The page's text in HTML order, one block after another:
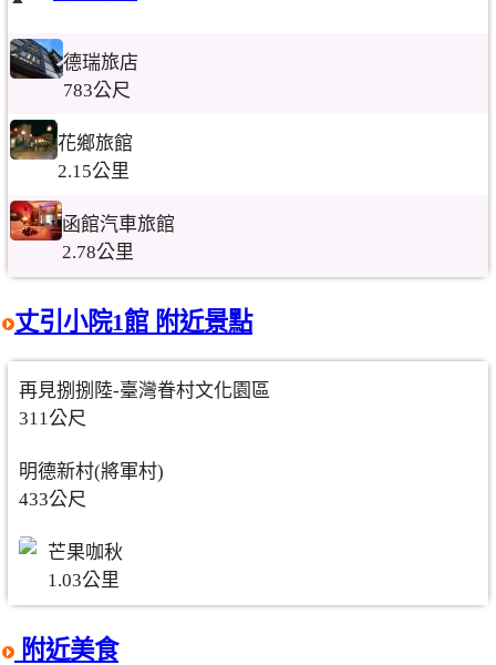
德瑞旅店
783公尺
花鄉旅館
2.15公里
函館汽車旅館
2.78公里
丈引小院1館 附近景點
再見捌捌陸-臺灣眷村文化園區
311公尺
明德新村(將軍村)
433公尺
芒果咖秋
1.03公里
附近美食